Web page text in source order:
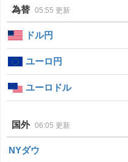
為替 05:55 更新
ドル円
ユーロ円
ユーロドル
国外 06:05 更新
NYダウ